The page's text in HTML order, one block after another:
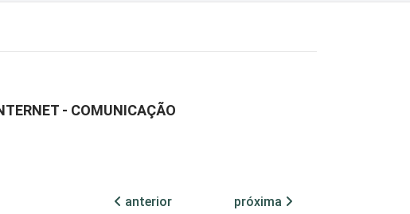
- COMUNICAÇÃO
anterior
próxima